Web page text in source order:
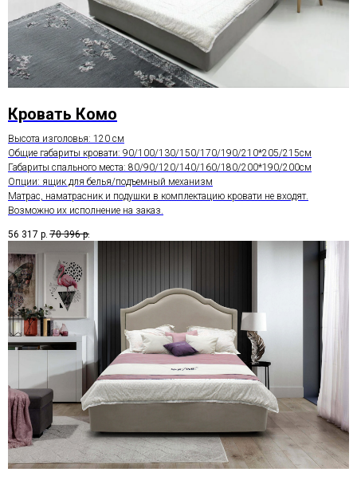
Кровать Комо
Высота изголовья: 120 см
Общие габариты кровати: 90/100/130/150/170/190/210*205/215см
Габариты спального места: 80/90/120/140/160/180/200*190/200см
Опции: ящик для белья/подъемный механизм
Матрас, наматрасник и подушки в комплектацию кровати не входят.
Возможно их исполнение на заказ.
56 317 р. 70 396 р.